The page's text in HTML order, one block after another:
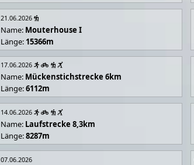
21.06.2026
Name: Mouterhouse I
Länge: 15366m
17.06.2026
Name: Mückenstichstrecke 6km
Länge:6112m
14.06.2026
Name: Laufstrecke 8,3km
Länge:8287m
07.06.2026